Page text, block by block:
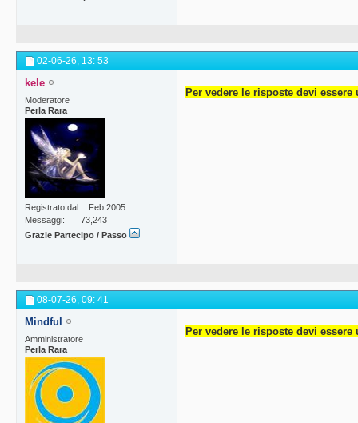
02-06-26, 13: 53
kele
Moderatore
Perla Rara
Registrato dal
Feb 2005
Messaggi
73,243
Grazie Partecipo / Passo
Per vedere le risposte devi essere
08-07-26, 09: 41
Mindful
Amministratore
Perla Rara
Per vedere le risposte devi